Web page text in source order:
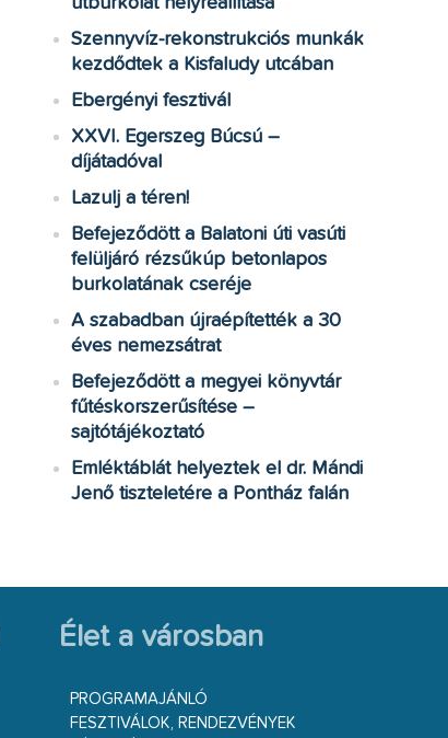
Szennyvíz-rekonstrukciós munkák
kezdődtek a Kisfaludy utcában
Ebergényi fesztivál
XXVI. Egerszeg Búcsú –
díjátadóval
Lazulj a téren!
Befejeződött a Balatoni úti vasúti
felüljáró rézsűkúp betonlapos
burkolatának cseréje
A szabadban újraépítették a 30
éves nemezsátrat
Befejeződött a megyei könyvtár
fűtéskorszerűsítése –
sajtótájékoztató
Emléktáblát helyeztek el dr. Mándi
Jenő tiszteletére a Pontház falán
Élet a városban
PROGRAMAJÁNLÓ
FESZTIVÁLOK, RENDEZVÉNYEK